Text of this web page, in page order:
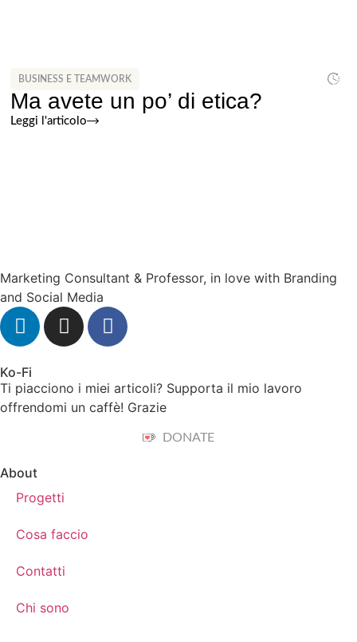
BUSINESS E TEAMWORK
Ma avete un po’ di etica?
Leggi l'articolo
Marketing Consultant & Professor, in love with Branding
and Social Media
Ko-Fi
Ti piacciono i miei articoli? Supporta il mio lavoro
offrendomi un caffè! Grazie
DONATE
About
Progetti
Cosa faccio
Contatti
Chi sono